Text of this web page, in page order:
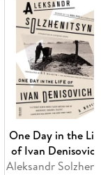
One Day in the
of Ivan